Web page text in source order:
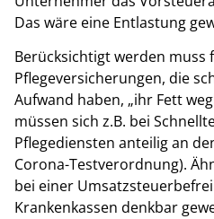
Das wäre eine Entlastung
Berücksichtigt werden muss
Pflegeversicherungen, die
Aufwand haben, „ihr Fett
müssen sich z.B. bei
Pflegediensten anteilig an
Corona-Testverordnung).
bei einer
Krankenkassen denkbar